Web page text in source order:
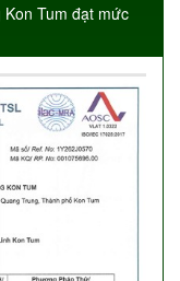
Tum đạt mức